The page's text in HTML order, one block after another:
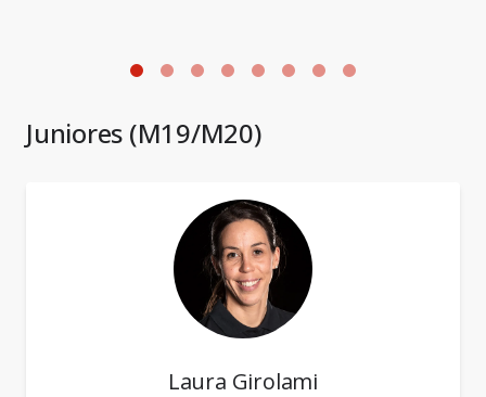
Juniores (M19/M20)
Laura Girolami